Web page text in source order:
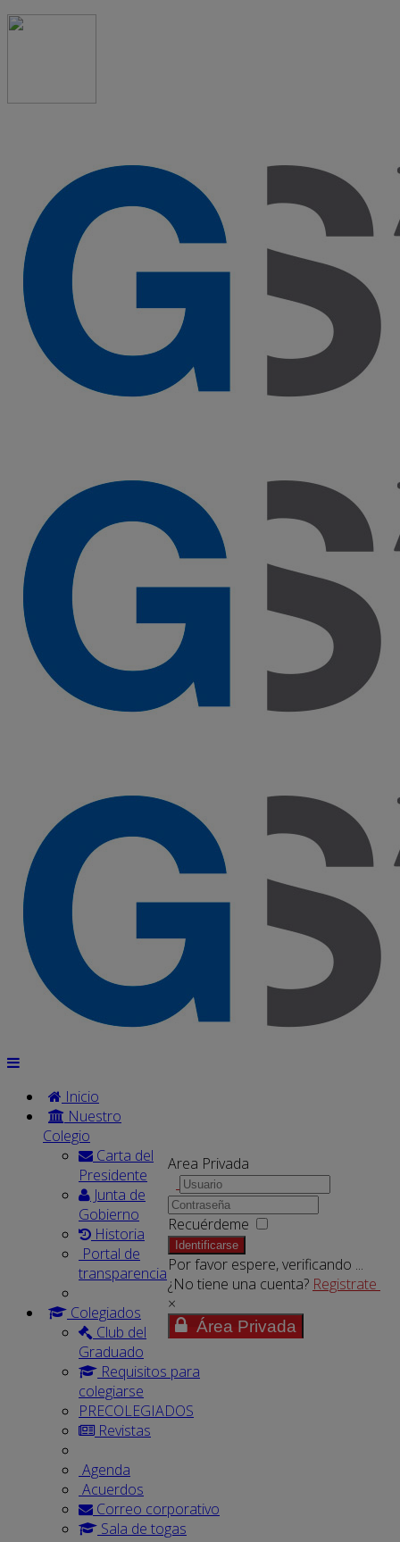
Area Privada
Recuérdeme
Identificarse
Por favor espere, verificando ...
¿No tiene una cuenta? Registrate
×
Área Privada
Inicio
Nuestro
Colegio
Carta del
Presidente
Junta de
Gobierno
Historia
Portal de
transparencia
Colegiados
Club del
Graduado
Requisitos para
colegiarse
PRECOLEGIADOS
Revistas
Agenda
Acuerdos
Correo corporativo
Sala de togas